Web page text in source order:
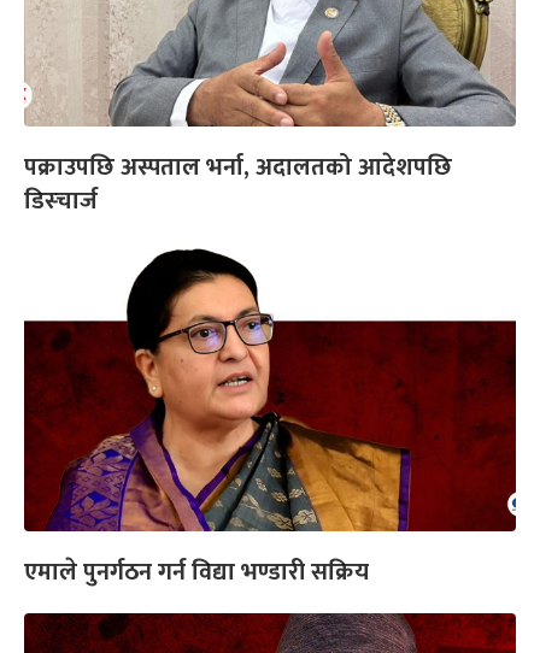
पक्राउपछि अस्पताल भर्ना, अदालतको आदेशपछि
डिस्चार्ज
एमाले पुनर्गठन गर्न विद्या भण्डारी सक्रिय